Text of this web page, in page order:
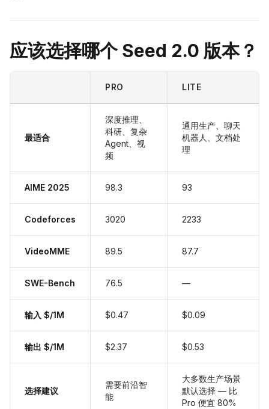
应该选择哪个 Seed 2.0 版本？
PRO LITE
最适合
深度推理、
科研、复杂
Agent、视
频
通用生产、聊天
机器人、文档处
理
AIME 2025 98.3 93
Codeforces 3020 2233
VideoMME 89.5 87.7
SWE-Bench 76.5 —
输入 $/1M $0.47 $0.09
输出 $/1M $2.37 $0.53
选择建议
需要前沿智
能
大多数生产场景
默认选择 — 比
Pro 便宜 80%